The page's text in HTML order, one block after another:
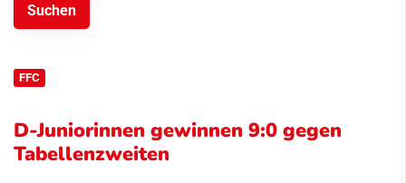
FFC
D-Juniorinnen gewinnen 9:0 gegen
Tabellenzweiten